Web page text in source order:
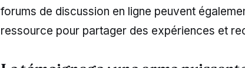
forums de discussion en ligne peuvent
ressource pour partager des expériences et